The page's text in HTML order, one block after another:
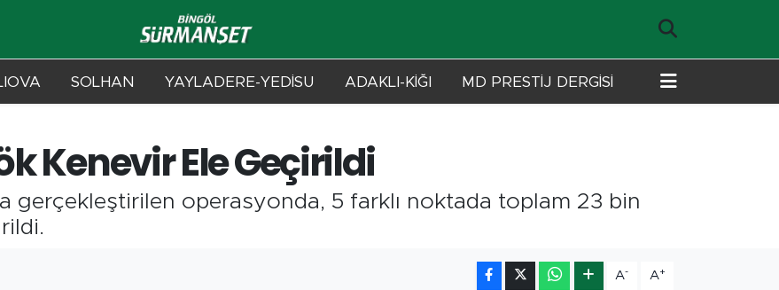
SOLHAN YAYLADERE-YEDİSU ADAKLI-KİĞI MD PRESTİJ DERGİSİ
Kenevir Ele Geçirildi
gerçekleştirilen operasyonda, 5 farklı noktada toplam 23 bin
A- A+